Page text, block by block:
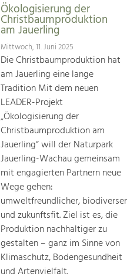
Ökologisierung der
Christbaumproduktion
am Jauerling
Mittwoch, 11. Juni 2025
Die Christbaumproduktion hat
am Jauerling eine lange
Tradition Mit dem neuen
LEADER-Projekt
„Ökologisierung der
Christbaumproduktion am
Jauerling“ will der Naturpark
Jauerling-Wachau gemeinsam
mit engagierten Partnern neue
Wege gehen:
umweltfreundlicher, biodiverser
und zukunftsfit. Ziel ist es, die
Produktion nachhaltiger zu
gestalten – ganz im Sinne von
Klimaschutz, Bodengesundheit
und Artenvielfalt.